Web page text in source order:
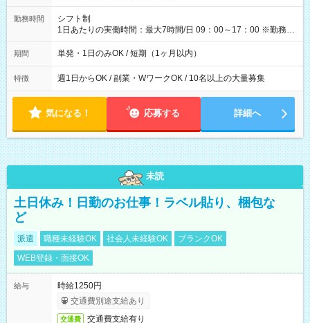
円（役割手当＋100円）×6時間＝日収8,400円＋交通費 【試用期
間】試用期間なし
勤務時間
シフト制
1日あたりの実働時間：最大7時間/日 09：00～17：00 ※勤務時
間は 試験により異なります。
期間 単発・1日のみOK / 短期（1ヶ月以内）
特徴 週1日からOK / 副業・WワークOK / 10名以上の大量募集
気になる！ 応募する 詳細へ
未読
土日休み！日勤のお仕事！ラベル貼り、梱包な
ど
派遣 職種未経験OK 社会人未経験OK
ブランクOK
WEB登録・面接OK
給与
時給1250円
交通費別途支給あり
交通費 交通費支給有り